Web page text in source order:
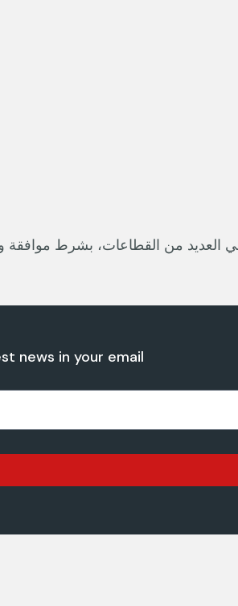
news in your email